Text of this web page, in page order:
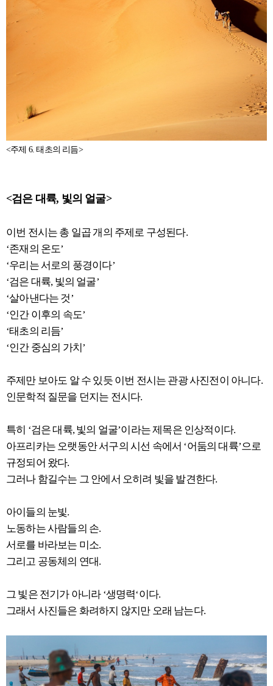
<주제 6. 태초의 리듬>
<검은 대륙, 빛의 얼굴>
이번 전시는 총 일곱 개의 주제로 구성된다.
‘존재의 온도’
‘우리는 서로의 풍경이다’
‘검은 대륙, 빛의 얼굴’
‘살아낸다는 것’
‘인간 이후의 속도’
‘태초의 리듬’
‘인간 중심의 가치’
주제만 보아도 알 수 있듯 이번 전시는 관광 사진전이 아니다.
인문학적 질문을 던지는 전시다.
특히 ‘검은 대륙, 빛의 얼굴’이라는 제목은 인상적이다.
아프리카는 오랫동안 서구의 시선 속에서 ‘어둠의 대륙’으로
규정되어 왔다.
그러나 함길수는 그 안에서 오히려 빛을 발견한다.
아이들의 눈빛.
노동하는 사람들의 손.
서로를 바라보는 미소.
그리고 공동체의 연대.
그 빛은 전기가 아니라 ‘생명력‘이다.
그래서 사진들은 화려하지 않지만 오래 남는다.